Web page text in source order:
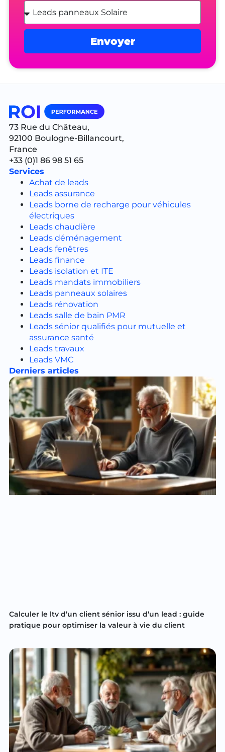
Envoyer
73 Rue du Château,
92100 Boulogne-Billancourt,
France
+33 (0)1 86 98 51 65
Services
Achat de leads
Leads assurance
Leads borne de recharge pour véhicules
électriques
Leads chaudière
Leads déménagement
Leads fenêtres
Leads finance
Leads isolation et ITE
Leads mandats immobiliers
Leads panneaux solaires
Leads rénovation
Leads salle de bain PMR
Leads sénior qualifiés pour mutuelle et
assurance santé
Leads travaux
Leads VMC
Derniers articles
Calculer le ltv d’un client sénior issu d’un lead : guide
pratique pour optimiser la valeur à vie du client